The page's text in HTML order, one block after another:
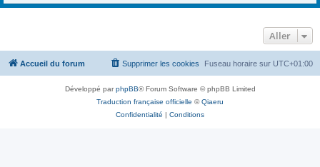
Aller
Accueil du forum Fuseau horaire sur UTC+01:00
Supprimer les cookies
Développé parphpBB® Forum Software © phpBB Limited
Traduction française officielle ©Qiaeru
Confidentialité | Conditions